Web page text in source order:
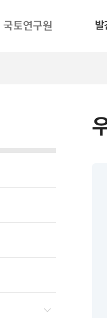
발